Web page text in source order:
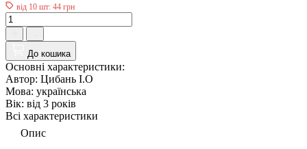
від 10 шт: 44 грн
До кошика
Основні характеристики:
Автор: Цибань І.О
Мова: українська
Вік: від 3 років
Всі характеристики
Опис